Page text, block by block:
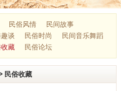
民俗风情
民间故事
谈 民俗时尚
民间音乐舞蹈
收藏 民俗论坛
民俗收藏